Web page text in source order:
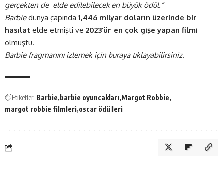
gerçekten de elde edilebilecek en büyük ödül.”
Barbiedünya çapında 1,446 milyar doların üzerinde bir
hasılat elde etmişti ve 2023’ün en çok gişe yapan filmi
olmuştu.
Barbie fragmanını izlemek için buraya tıklayabilirsiniz.
Etiketler: Barbie barbie oyuncakları Margot Robbie
margot robbie filmleri oscar ödülleri